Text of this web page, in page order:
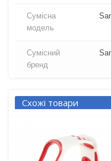
Сумісна
модель
Сумісний
бренд
Схожі товари